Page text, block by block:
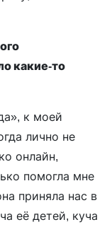
какие-то
к моей
лично не
онлайн,
помогла мне
приняла нас в
её детей, куча